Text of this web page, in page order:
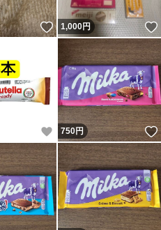
いいね！
1,000円
いいね！
750円